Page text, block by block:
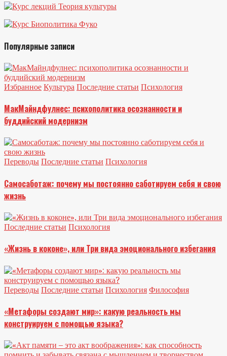
Популярные записи
Избранное Культура Последние статьи Психология
МакМайндфулнес: психополитика осознанности и
буддийский модернизм
Переводы Последние статьи Психология
Самосаботаж: почему мы постоянно саботируем себя и свою
жизнь
Последние статьи Психология
«Жизнь в коконе», или Три вида эмоционального избегания
Переводы Последние статьи Психология Философия
«Метафоры создают мир»: какую реальность мы
конструируем с помощью языка?